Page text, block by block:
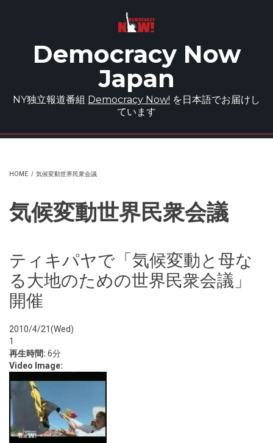
Democracy Now
Japan
NY独立報道番組 Democracy Now! を日本語でお届けし
ています
HOME / 気候変動世界民衆会議
気候変動世界民衆会議
ティキパヤで「気候変動と母な
る大地のための世界民衆会議」
開催
2010/4/21(Wed)
1
再生時間: 6分
Video Image: